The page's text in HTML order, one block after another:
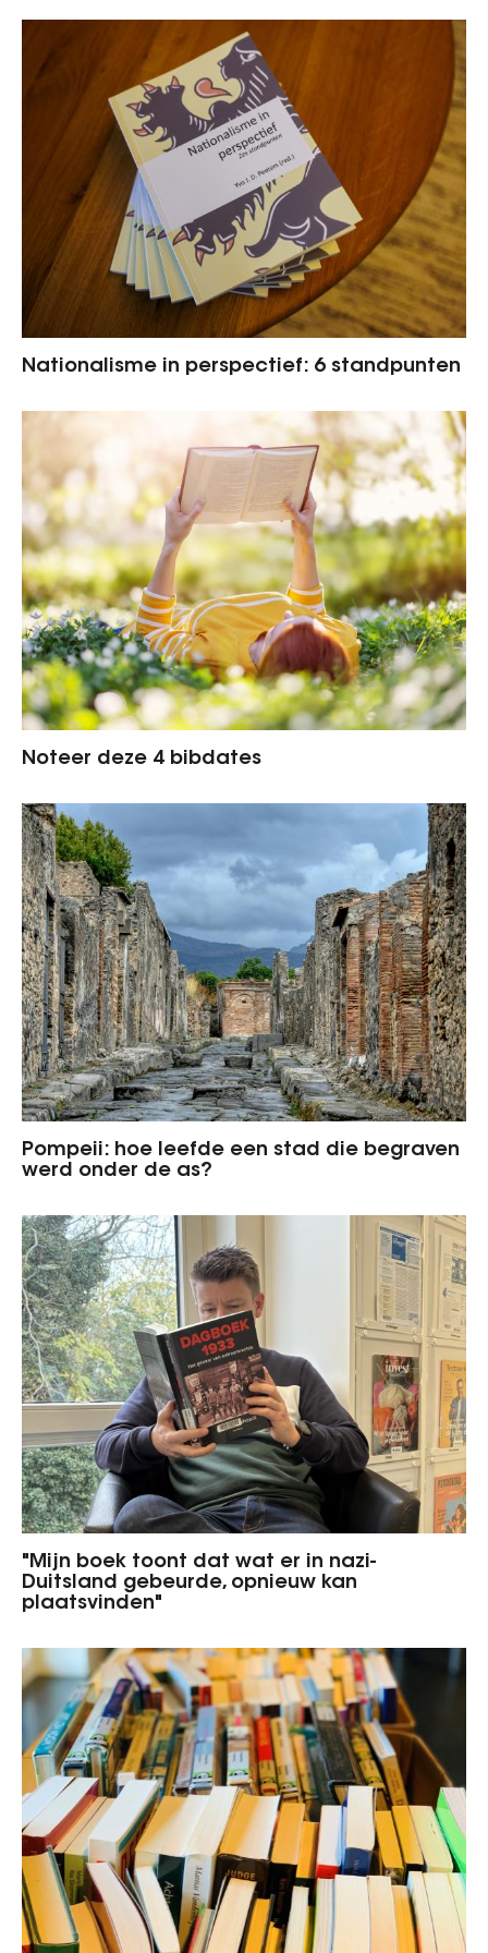
Nationalisme in perspectief: 6 standpunten
Noteer deze 4 bibdates
Pompeii: hoe leefde een stad die begraven
werd onder de as?
"Mijn boek toont dat wat er in nazi-
Duitsland gebeurde, opnieuw kan
plaatsvinden"